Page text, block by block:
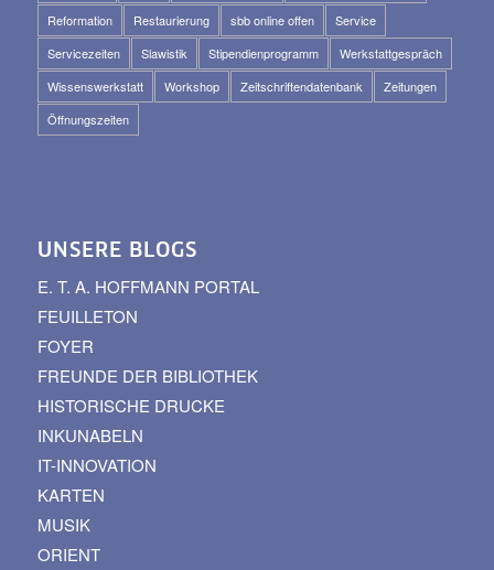
Reformation
Restaurierung sbb online offen
Service
Servicezeiten
Slawistik Stipendienprogramm
Werkstattgespräch
Wissenswerkstatt
Workshop Zeitschriftendatenbank
Zeitungen
Öffnungszeiten
UNSERE BLOGS
E. T. A. HOFFMANN PORTAL
FEUILLETON
FOYER
FREUNDE DER BIBLIOTHEK
HISTORISCHE DRUCKE
INKUNABELN
IT-INNOVATION
KARTEN
MUSIK
ORIENT